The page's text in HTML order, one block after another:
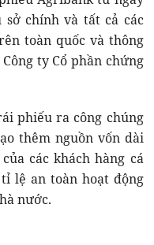
sở chính và tất cả các
toàn quốc và thông
ty Cổ phần chứng
phiếu ra công chúng
thêm nguồn vốn dài
các khách hàng cá
lệ an toàn hoạt động
nước.